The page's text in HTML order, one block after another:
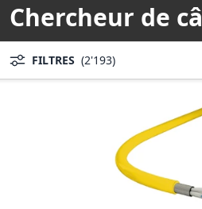
Chercheur de
FILTRES (2'193)